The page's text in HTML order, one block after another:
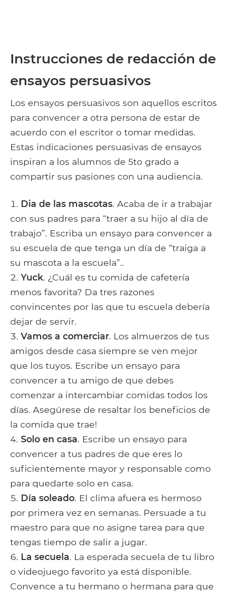
Instrucciones de redacción de
ensayos persuasivos
Los ensayos persuasivos son aquellos escritos
para convencer a otra persona de estar de
acuerdo con el escritor o tomar medidas.
Estas indicaciones persuasivas de ensayos
inspiran a los alumnos de 5to grado a
compartir sus pasiones con una audiencia.
Dia de las mascotas. Acaba de ir a trabajar
con sus padres para “traer a su hijo al día de
trabajo”. Escriba un ensayo para convencer a
su escuela de que tenga un día de “traiga a
su mascota a la escuela”..
Yuck. ¿Cuál es tu comida de cafetería
menos favorita? Da tres razones
convincentes por las que tu escuela debería
dejar de servir.
Vamos a comerciar. Los almuerzos de tus
amigos desde casa siempre se ven mejor
que los tuyos. Escribe un ensayo para
convencer a tu amigo de que debes
comenzar a intercambiar comidas todos los
días. Asegúrese de resaltar los beneficios de
la comida que trae!
Solo en casa. Escribe un ensayo para
convencer a tus padres de que eres lo
suficientemente mayor y responsable como
para quedarte solo en casa.
Día soleado. El clima afuera es hermoso
por primera vez en semanas. Persuade a tu
maestro para que no asigne tarea para que
tengas tiempo de salir a jugar.
La secuela. La esperada secuela de tu libro
o videojuego favorito ya está disponible.
Convence a tu hermano o hermana para que